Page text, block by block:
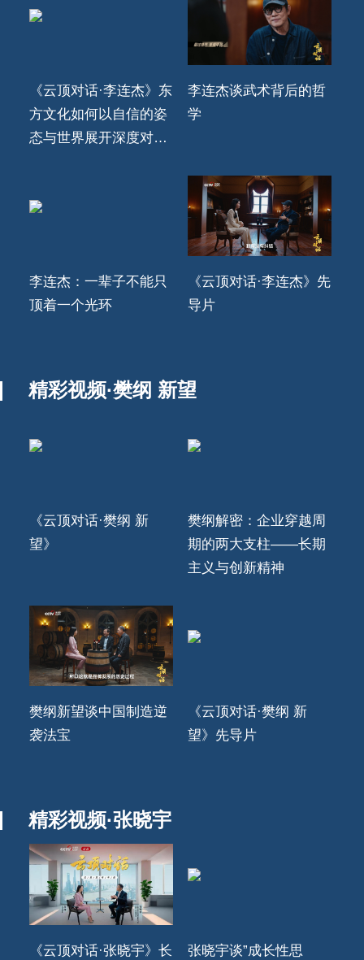
《云顶对话·李连杰》东
方文化如何以自信的姿
态与世界展开深度对
李连杰谈武术背后的哲
学
李连杰：一辈子不能只
顶着一个光环
《云顶对话·李连杰》先
导片
精彩视频·樊纲 新望
《云顶对话·樊纲 新
望》
樊纲解密：企业穿越周
期的两大支柱——长期
主义与创新精神
樊纲新望谈中国制造逆
袭法宝
《云顶对话·樊纲 新
望》先导片
精彩视频·张晓宇
《云顶对话·张晓宇》长
张晓宇谈”成长性思